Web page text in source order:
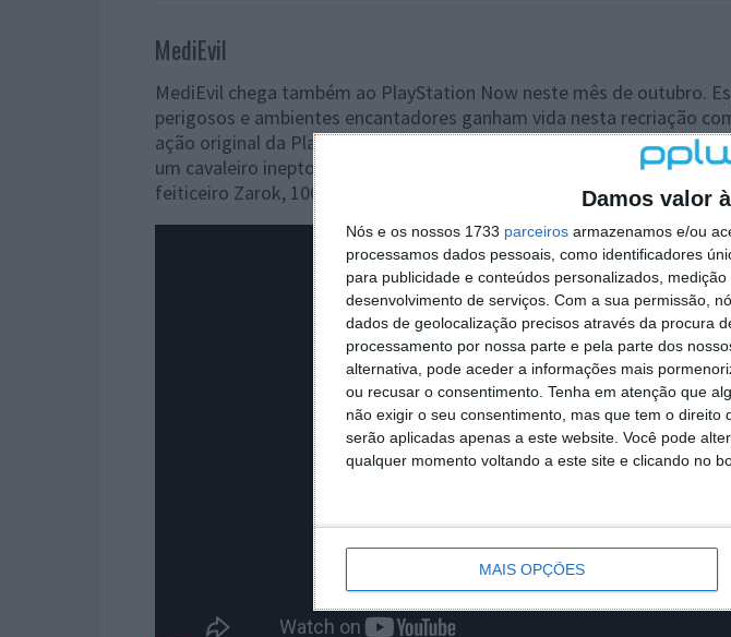
Damos valor
Nós e os nossos 1733 parceiros armazenamos e/ou
processamos dados pessoais, como identificadores
para publicidade e conteúdos personalizados,
desenvolvimento de serviços. Com a sua permissão,
dados de geolocalização precisos através da procura
processamento por nossa parte e pela parte dos
alternativa, pode aceder a informações mais
ou recusar o consentimento. Tenha em atenção que
não exigir o seu consentimento, mas que tem o
serão aplicadas apenas a este website. Você pode
qualquer momento voltando a este site e clicando no
MAIS OPÇÕES
MediEvil
MediEvil chega também ao PlayStation Now neste mês de outubro.
perigosos e ambientes encantadores ganham vida nesta recriação
ação original da PlayStation, onde os jogadores entrarão no
um cavaleiro inepto – e morto há muito tempo – ressuscitado
feiticeiro Zarok, 100 anos após a sua embaraçosa morte.